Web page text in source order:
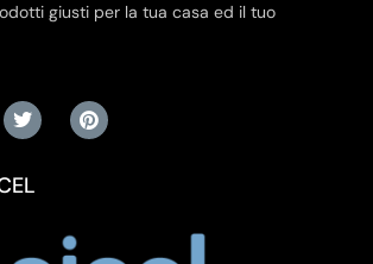
giusti per la tua casa ed il tuo